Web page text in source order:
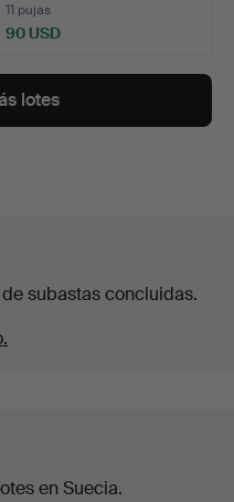
11 pujas
90 USD
lotes
subastas concluidas.
en Suecia.